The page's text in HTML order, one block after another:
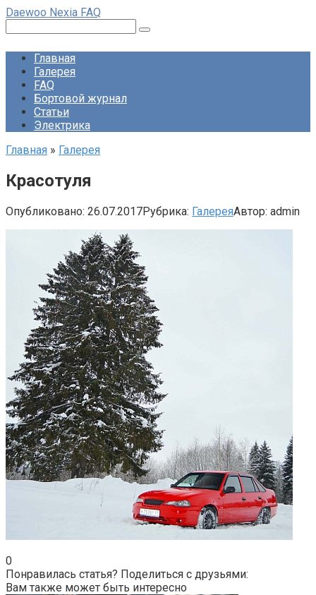
Перейти
контенту
Daewoo Nexia FAQ
Главная
Галерея
FAQ
Бортовой журнал
Статьи
Электрика
Главная » Галерея
Красотуля
Опубликовано: 26.07.2017Рубрика: ГалереяАвтор: admin
0
Понравилась статья? Поделиться с друзьями:
Вам также может быть интересно